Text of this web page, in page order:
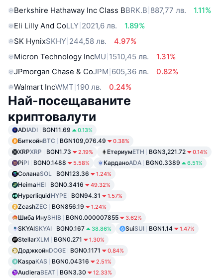
Berkshire Hathaway Inc Class BBRK.B 887,77 лв.
1.11%
Eli Lilly And CoLLY 2021,6 лв.
1.89%
SK HynixSKHY 244,58 лв.
4.97%
Micron Technology IncMU 1510,45 лв.
1.31%
JPmorgan Chase & CoJPM 605,36 лв.
0.82%
Walmart IncWMT 190 лв. 0.24%
Най-посещаваните
криптовалути
ADIADI BGN11.69 0.13%
БиткойнBTC BGN109,076.49 0.38%
XRPXRP BGN1.73 2.19% ЕтериумETH BGN3,221.72 0.14%
PiPI BGN0.1488 5.58% КарданоADA BGN0.3389 6.51%
СоланаSOL BGN123.36 1.24%
HeimaHEI BGN0.3416 49.32%
HyperliquidHYPE BGN94.31 1.57%
ZcashZEC BGN856.19 1.24%
Шиба ИнуSHIB BGN0.000007855 3.62%
SKYAISKYAI BGN0.167 38.86% SuiSUI BGN1.14 1.47%
StellarXLM BGN0.271 1.30%
ДоджкойнDOGE BGN0.1171 0.84%
KaspaKAS BGN0.04316 2.51%
AudieraBEAT BGN3.30 12.33%